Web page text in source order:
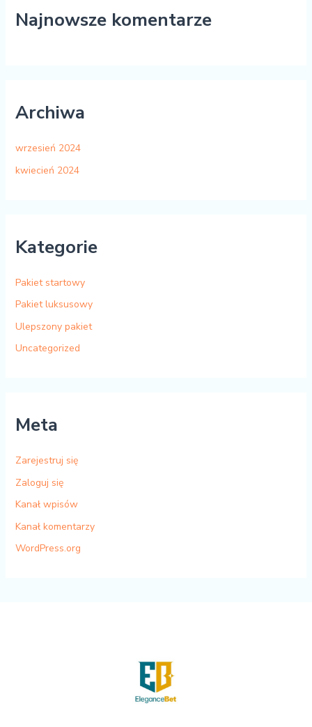
Najnowsze komentarze
Archiwa
wrzesień 2024
kwiecień 2024
Kategorie
Pakiet startowy
Pakiet luksusowy
Ulepszony pakiet
Uncategorized
Meta
Zarejestruj się
Zaloguj się
Kanał wpisów
Kanał komentarzy
WordPress.org